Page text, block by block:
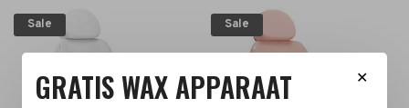
Sale Sale
✕
GRATIS WAX APPARAAT